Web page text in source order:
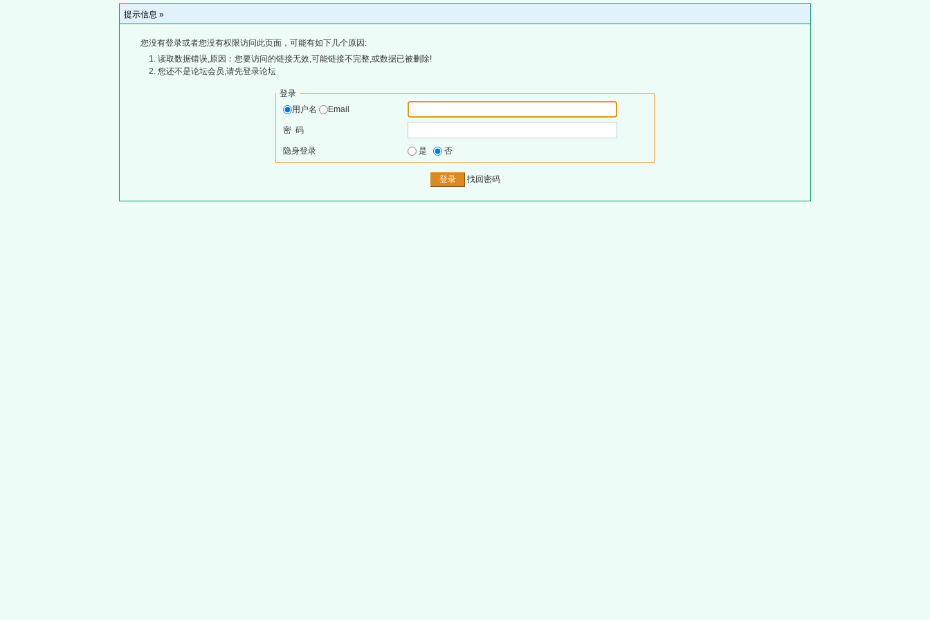
提示信息 »
您没有登录或者您没有权限访问此页面，可能有如下几个原因:
读取数据错误,原因：您要访问的链接无效,可能链接不完整,或数据已被删除!
您还不是论坛会员,请先登录论坛
登录
用户名
Email
密 码
隐身登录 是 否
找回密码